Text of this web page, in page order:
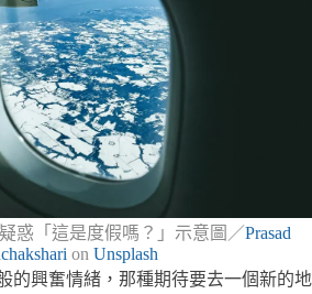
惑「這是度假嗎？」示意圖／Prasad
on Unsplash
的興奮情緒，那種期待要去一個新的地